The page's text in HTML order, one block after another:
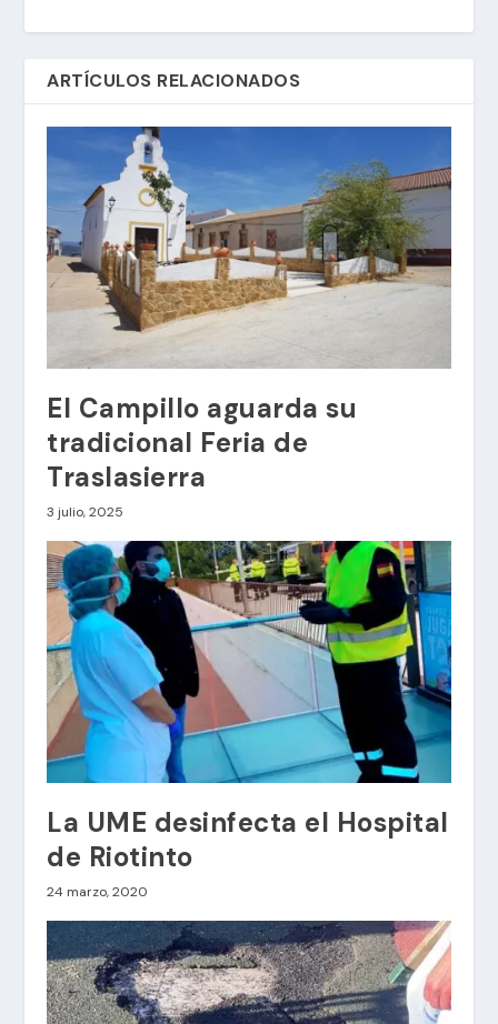
ARTÍCULOS RELACIONADOS
El Campillo aguarda su
tradicional Feria de
Traslasierra
3 julio, 2025
La UME desinfecta el Hospital
de Riotinto
24 marzo, 2020